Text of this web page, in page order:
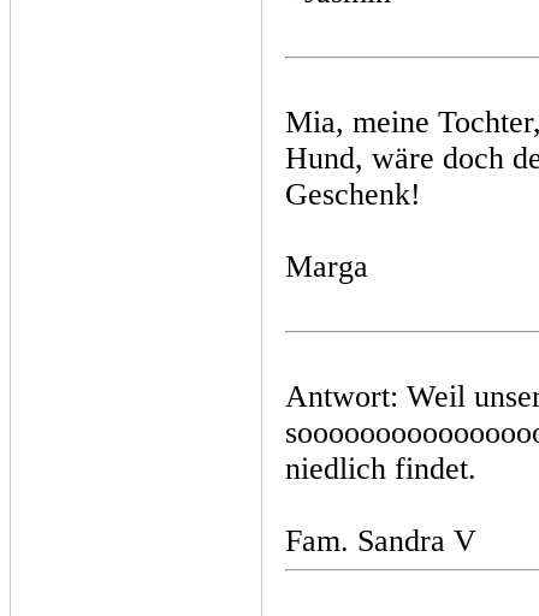
Mia, meine
Hund, wäre doch
Geschenk!
Marga
Antwort: Weil
niedlich findet.
Fam. Sandra V